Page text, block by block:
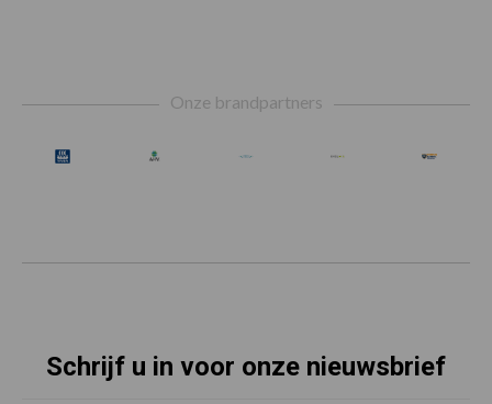
Onze brandpartners
Schrijf u in voor onze nieuwsbrief